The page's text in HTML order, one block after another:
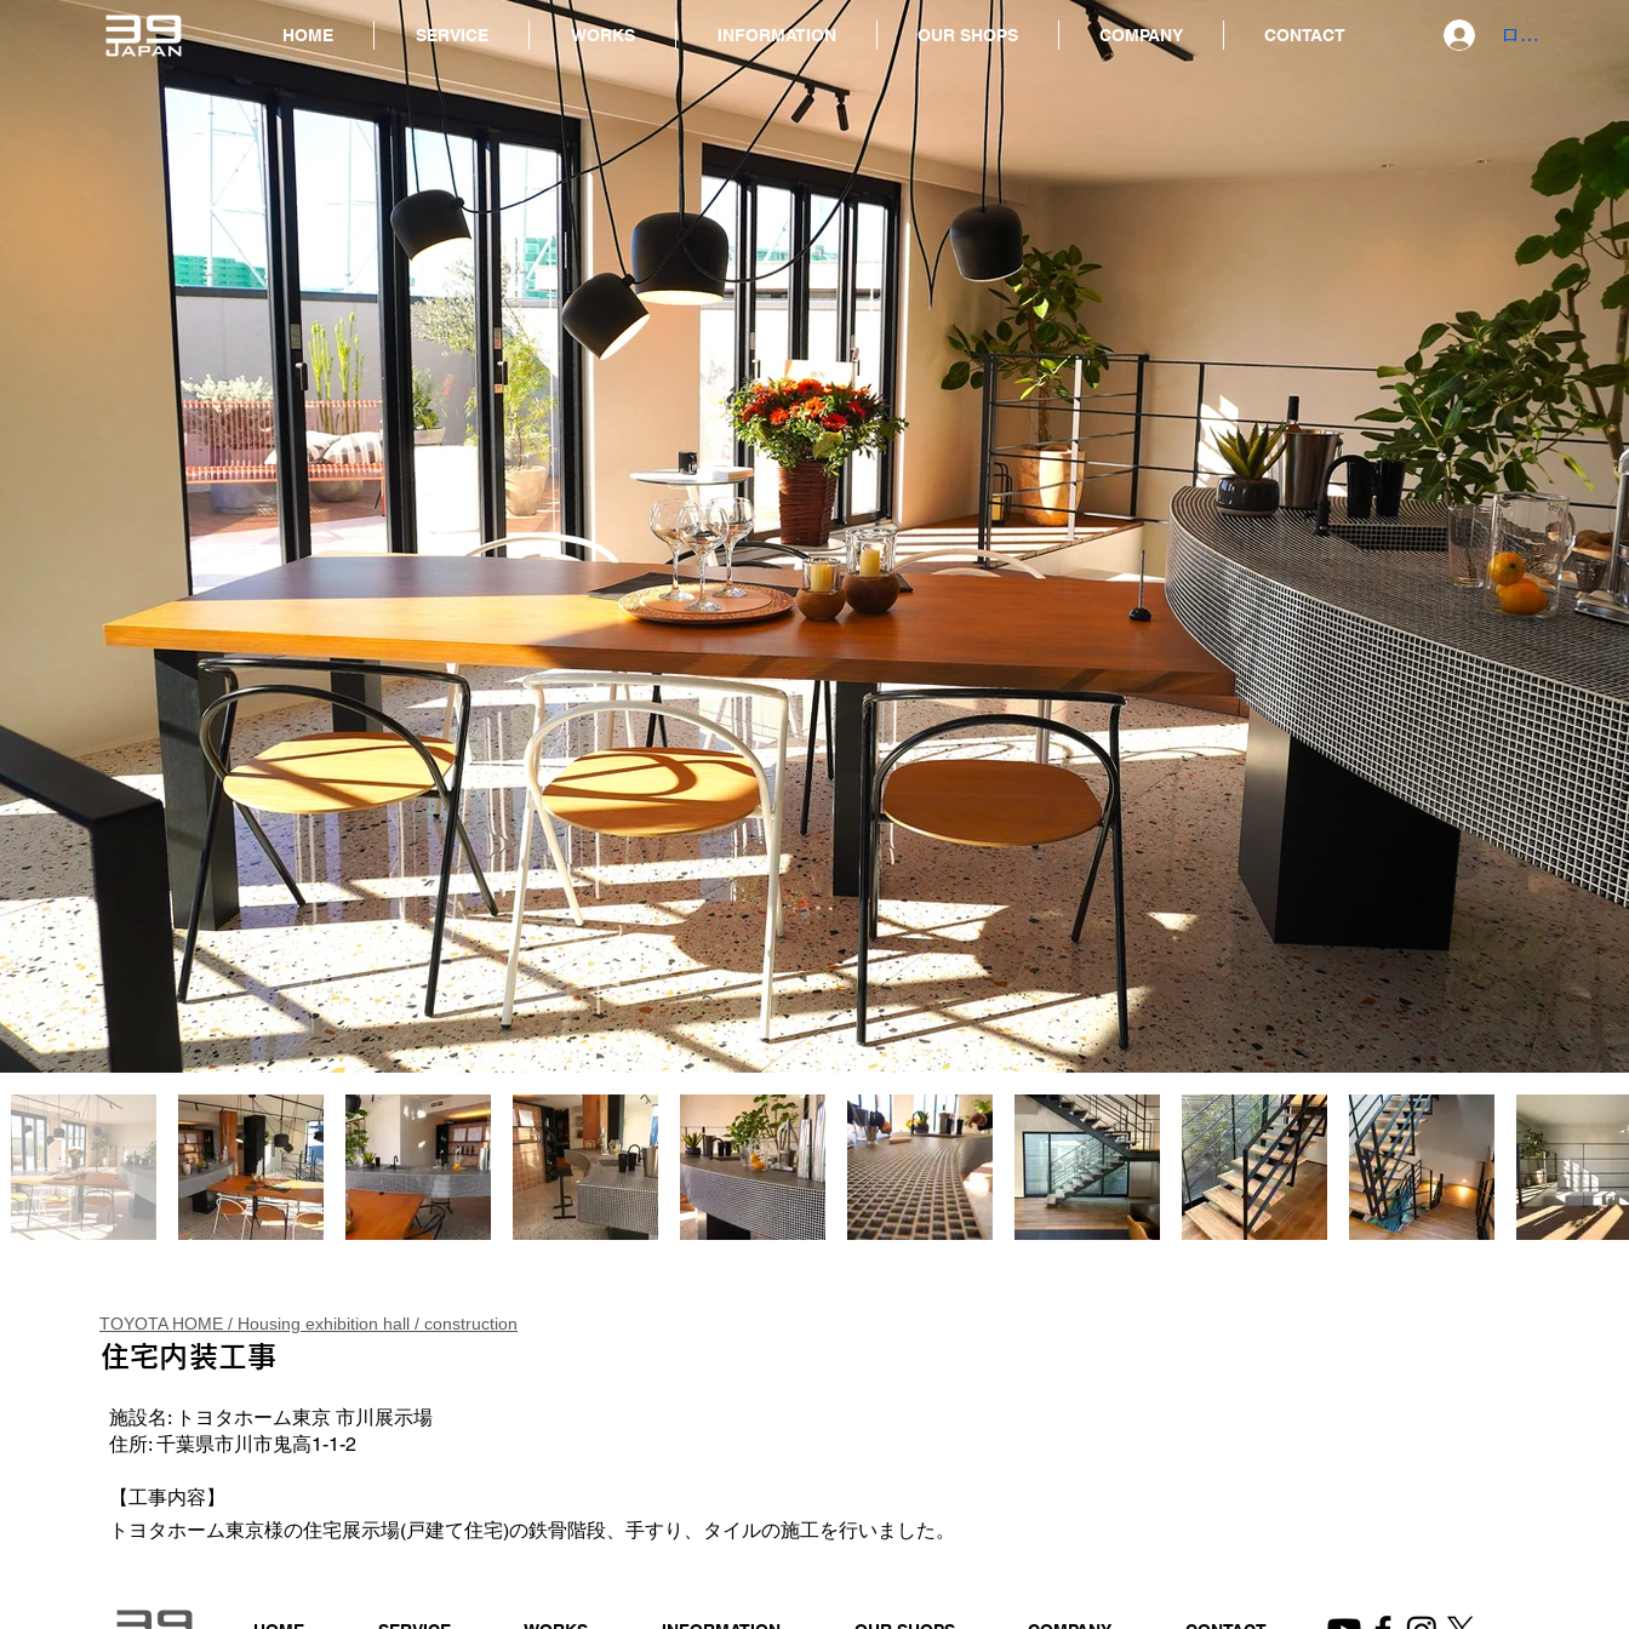
HOME SERVICE WORKS INFORMATION OUR SHOPS COMPANY CONTACT ログイン
TOYOTA HOME / Housing exhibition hall / construction
住宅内装工事
施設名: トヨタホーム東京 市川展示場
住所: 千葉県市川市鬼高1-1-2
【工事内容】
トヨタホーム東京様の住宅展示場(戸建て住宅)の鉄骨階段、手すり、タイルの施工を行いました。